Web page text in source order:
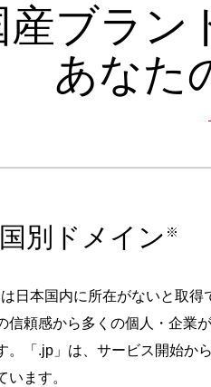
産ブラン
あなた
別ドメイン ※
日本国内に所在がないと取得
信頼感から多くの個人・企業が
。「.jp」は、サービス開始か
ます。